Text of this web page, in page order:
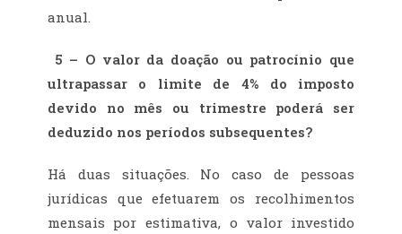
anual.
5 – O valor da doação ou patrocínio que
ultrapassar o limite de 4% do imposto
devido no mês ou trimestre poderá ser
deduzido nos períodos subsequentes?
Há duas situações. No caso de pessoas
jurídicas que efetuarem os recolhimentos
mensais por estimativa, o valor investido